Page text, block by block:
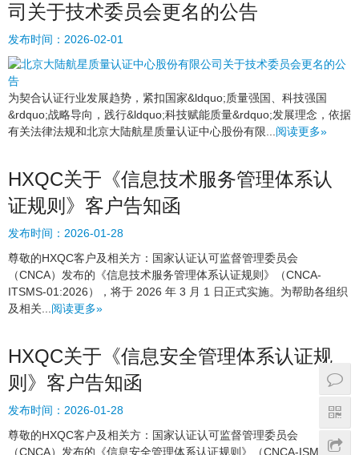
司关于技术委员会更名的公告
发布时间： 2026-02-01
为契合认证行业发展趋势，紧扣国家&ldquo;质量强国、科技强国
&rdquo;战略导向，践行&ldquo;科技赋能质量&rdquo;发展理念，依据
有关法律法规和北京大陆航星质量认证中心股份有限...阅读更多»
HXQC关于《信息技术服务管理体系认
证规则》客户告知函
发布时间： 2026-01-28
尊敬的HXQC客户及相关方：国家认证认可监督管理委员会
（CNCA）发布的《信息技术服务管理体系认证规则》（CNCA-
ITSMS-01:2026），将于 2026 年 3 月 1 日正式实施。为帮助各组织
及相关...阅读更多»
HXQC关于《信息安全管理体系认证规
则》客户告知函
发布时间： 2026-01-28
尊敬的HXQC客户及相关方：国家认证认可监督管理委员会
（CNCA）发布的《信息安全管理体系认证规则》（CNCA-ISMS-